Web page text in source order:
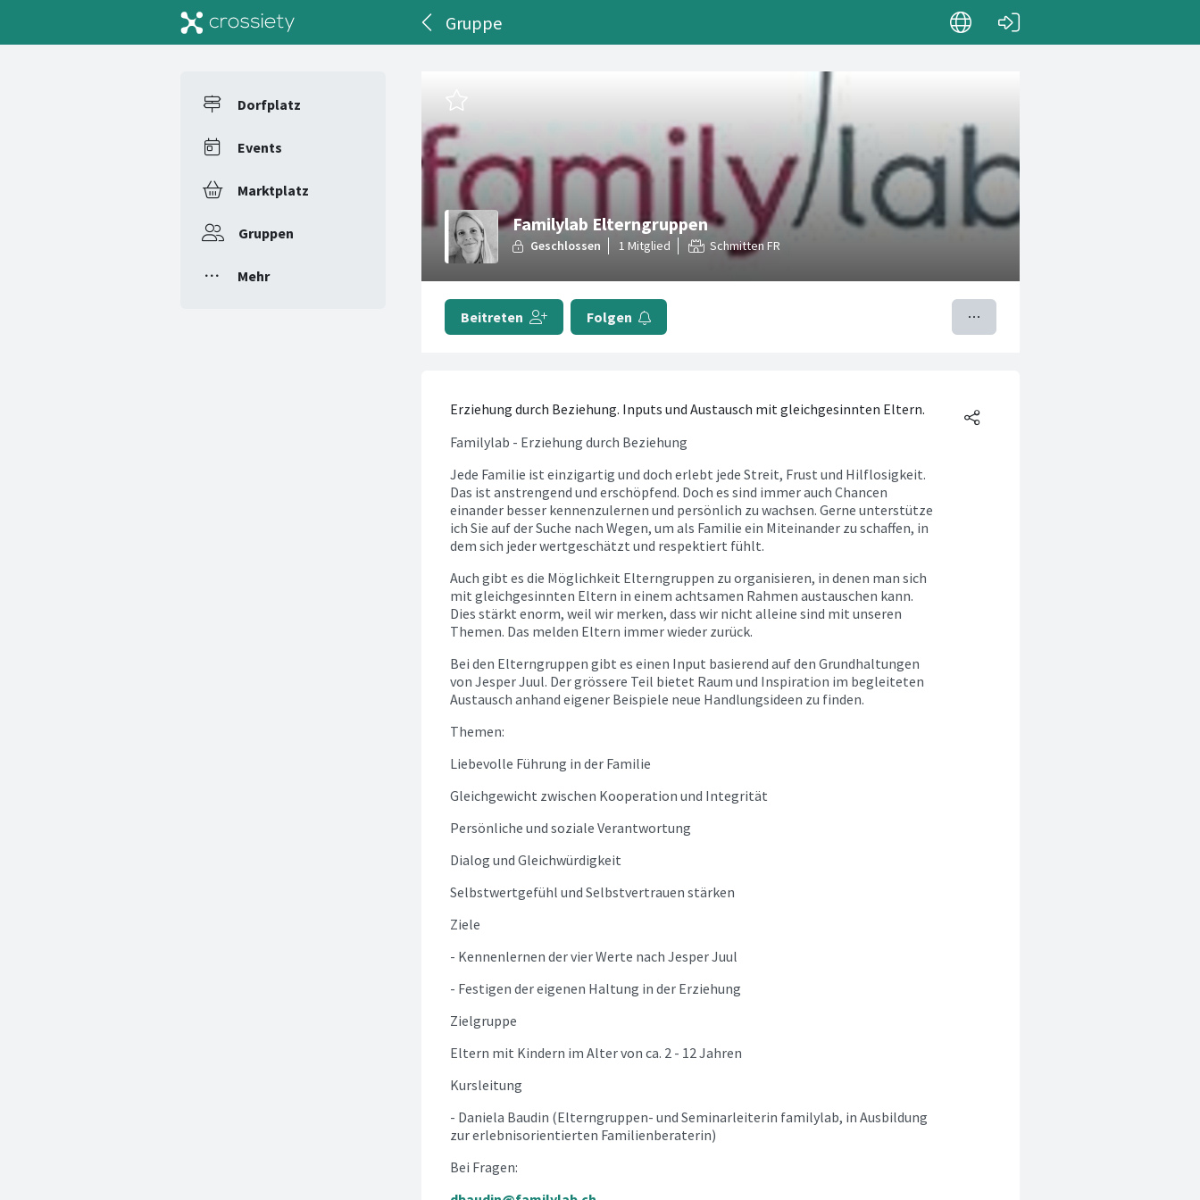
Gruppe
Dorfplatz
Events
Marktplatz
Gruppen
Mehr
Familylab Elterngruppen
Schmitten FR
Beitreten Folgen
Erziehung durch Beziehung. Inputs und Austausch mit gleichgesinnten Eltern.
Familylab - Erziehung durch Beziehung
Jede Familie ist einzigartig und doch erlebt jede Streit, Frust und Hilflosigkeit.
Das ist anstrengend und erschöpfend. Doch es sind immer auch Chancen
einander besser kennenzulernen und persönlich zu wachsen. Gerne unterstütze
ich Sie auf der Suche nach Wegen, um als Familie ein Miteinander zu schaffen, in
dem sich jeder wertgeschätzt und respektiert fühlt.
Auch gibt es die Möglichkeit Elterngruppen zu organisieren, in denen man sich
mit gleichgesinnten Eltern in einem achtsamen Rahmen austauschen kann.
Dies stärkt enorm, weil wir merken, dass wir nicht alleine sind mit unseren
Themen. Das melden Eltern immer wieder zurück.
Bei den Elterngruppen gibt es einen Input basierend auf den Grundhaltungen
von Jesper Juul. Der grössere Teil bietet Raum und Inspiration im begleiteten
Austausch anhand eigener Beispiele neue Handlungsideen zu finden.
Themen:
Liebevolle Führung in der Familie
Gleichgewicht zwischen Kooperation und Integrität
Persönliche und soziale Verantwortung
Dialog und Gleichwürdigkeit
Selbstwertgefühl und Selbstvertrauen stärken
Ziele
- Kennenlernen der vier Werte nach Jesper Juul
- Festigen der eigenen Haltung in der Erziehung
Zielgruppe
Eltern mit Kindern im Alter von ca. 2 - 12 Jahren
Kursleitung
- Daniela Baudin (Elterngruppen- und Seminarleiterin familylab, in Ausbildung
zur erlebnisorientierten Familienberaterin)
Bei Fragen: